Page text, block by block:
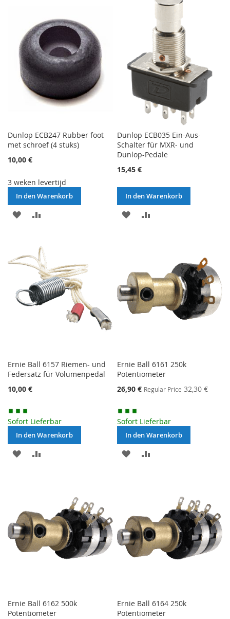
Dunlop ECB247 Rubber foot
met schroef (4 stuks)
10,00 €
3 weken levertijd
In den Warenkorb
MERKEN
HINZUFÜGEN
Dunlop ECB035 Ein-Aus-
Schalter für MXR- und
Dunlop-Pedale
15,45 €
In den Warenkorb
MERKEN
Ernie Ball 6157 Riemen- und
Federsatz für Volumenpedal
10,00 €
Sofort Lieferbar
In den Warenkorb
MERKEN
Ernie Ball 6161 250k
Potentiometer
Special
26,90 € Regular Price 32,30 €
Sofort Lieferbar
In den Warenkorb
MERKEN
Ernie Ball 6162 500k
Potentiometer
Ernie Ball 6164 250k
Potentiometer